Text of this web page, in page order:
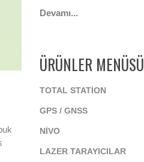
Devamı...
ÜRÜNLER MENÜSÜ
TOTAL STATION
GPS / GNSS
NIVO
LAZER TARAYICILAR